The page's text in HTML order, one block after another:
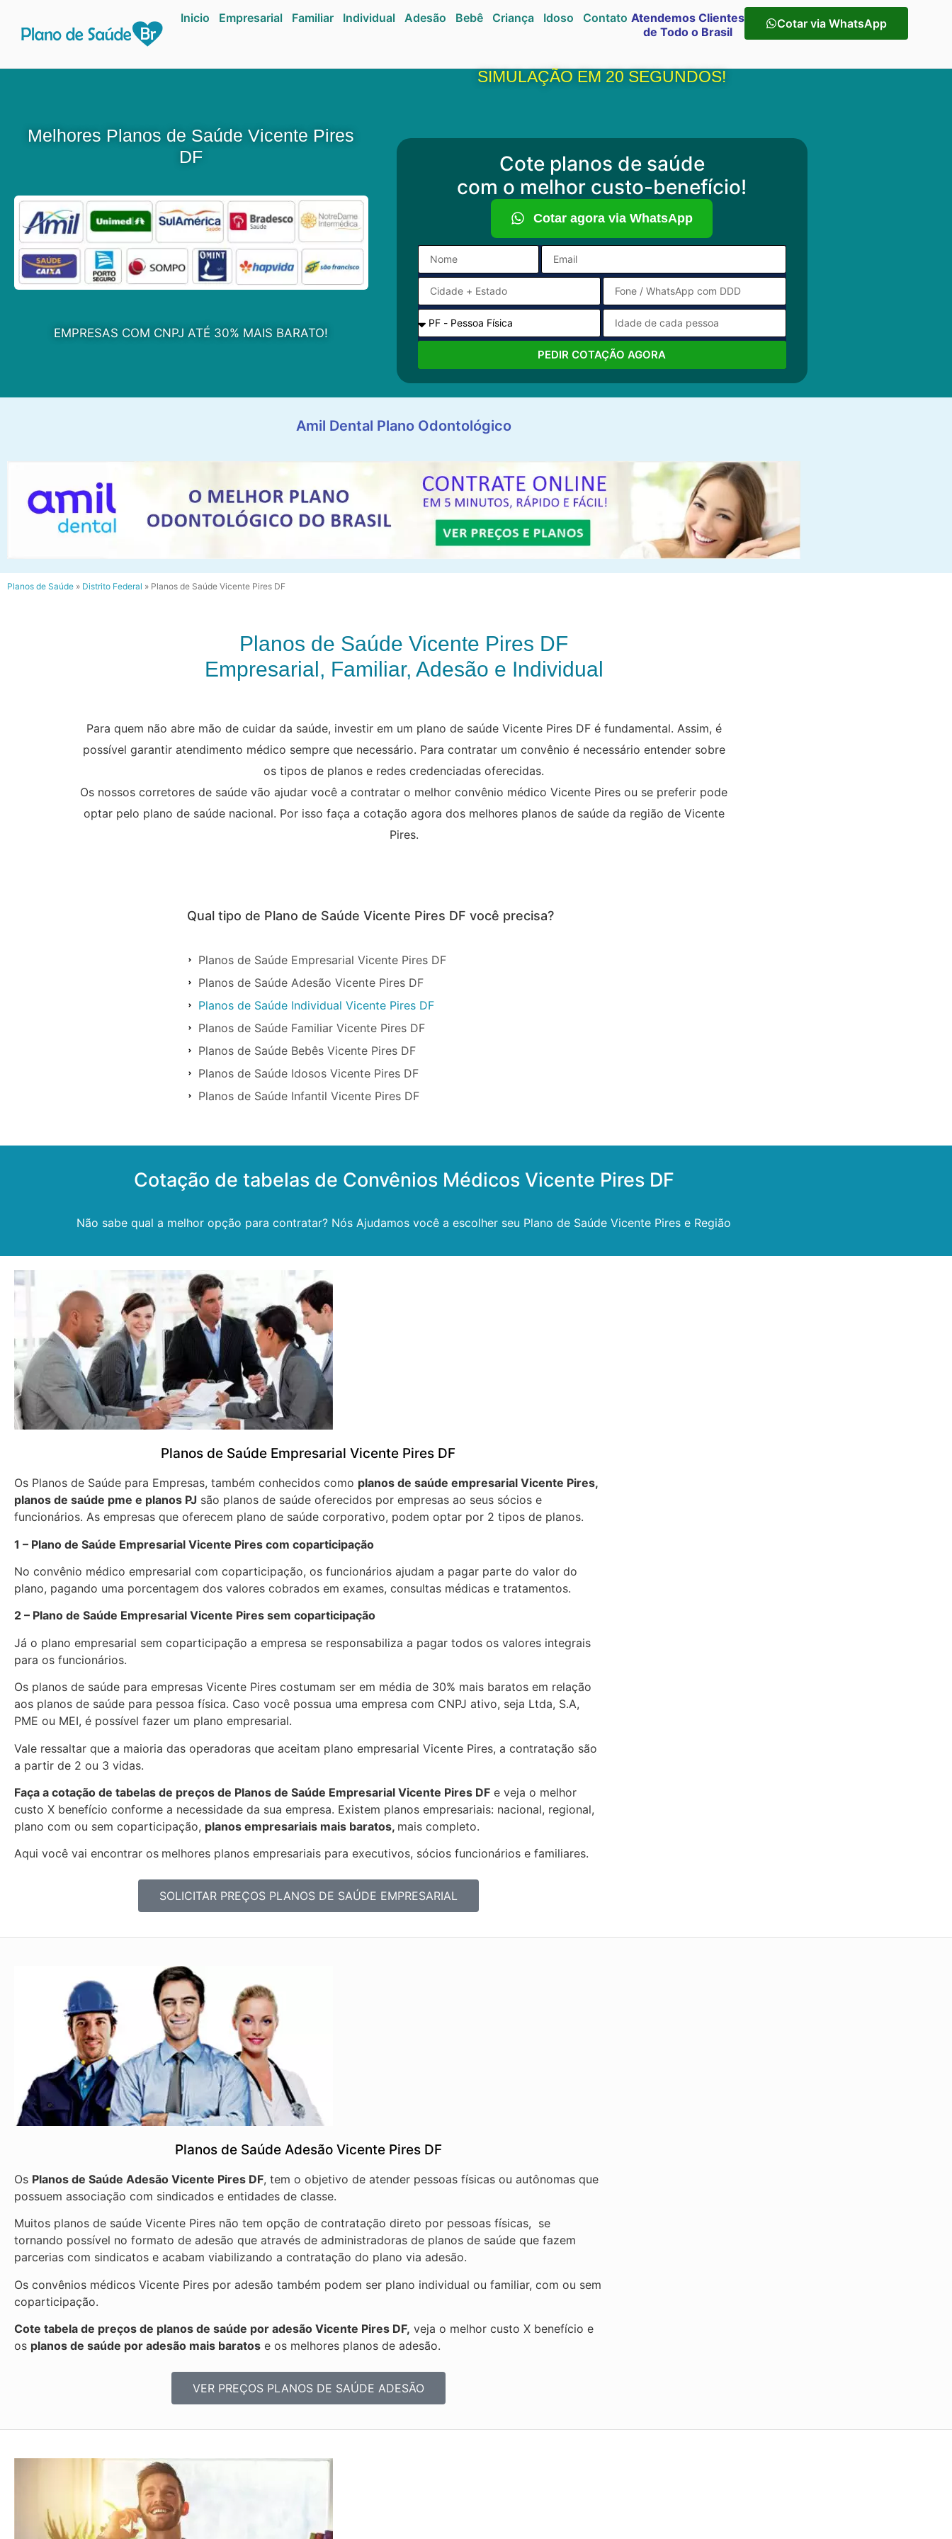
Inicio Empresarial Familiar Individual Adesão Bebê Criança Idoso Contato Atendemos Clientes
de Todo o Brasil
Cotar via WhatsApp
Melhores Planos de Saúde Vicente Pires
DF
EMPRESAS COM CNPJ ATÉ 30% MAIS BARATO!
SIMULAÇÃO EM 20 SEGUNDOS!
Cote planos de saúde
com o melhor custo-benefício!
Cotar agora via WhatsApp
PEDIR COTAÇÃO AGORA
Amil Dental Plano Odontológico
Planos de Saúde » Distrito Federal » Planos de Saúde Vicente Pires DF
Planos de Saúde Vicente Pires DF
Empresarial, Familiar, Adesão e Individual
Para quem não abre mão de cuidar da saúde, investir em um plano de saúde Vicente Pires DF é fundamental. Assim, é
possível garantir atendimento médico sempre que necessário. Para contratar um convênio é necessário entender sobre
os tipos de planos e redes credenciadas oferecidas.
Os nossos corretores de saúde vão ajudar você a contratar o melhor convênio médico Vicente Pires ou se preferir pode
optar pelo plano de saúde nacional. Por isso faça a cotação agora dos melhores planos de saúde da região de Vicente
Pires.
Qual tipo de Plano de Saúde Vicente Pires DF você precisa?
Planos de Saúde Empresarial Vicente Pires DF
Planos de Saúde Adesão Vicente Pires DF
Planos de Saúde Individual Vicente Pires DF
Planos de Saúde Familiar Vicente Pires DF
Planos de Saúde Bebês Vicente Pires DF
Planos de Saúde Idosos Vicente Pires DF
Planos de Saúde Infantil Vicente Pires DF
Cotação de tabelas de Convênios Médicos Vicente Pires DF
Não sabe qual a melhor opção para contratar? Nós Ajudamos você a escolher seu Plano de Saúde Vicente Pires e Região
Planos de Saúde Empresarial Vicente Pires DF
Os Planos de Saúde para Empresas, também conhecidos como planos de saúde empresarial Vicente Pires,
planos de saúde pme e planos PJ são planos de saúde oferecidos por empresas ao seus sócios e
funcionários. As empresas que oferecem plano de saúde corporativo, podem optar por 2 tipos de planos.
1 – Plano de Saúde Empresarial Vicente Pires com coparticipação
No convênio médico empresarial com coparticipação, os funcionários ajudam a pagar parte do valor do
plano, pagando uma porcentagem dos valores cobrados em exames, consultas médicas e tratamentos.
2 – Plano de Saúde Empresarial Vicente Pires sem coparticipação
Já o plano empresarial sem coparticipação a empresa se responsabiliza a pagar todos os valores integrais
para os funcionários.
Os planos de saúde para empresas Vicente Pires costumam ser em média de 30% mais baratos em relação
aos planos de saúde para pessoa física. Caso você possua uma empresa com CNPJ ativo, seja Ltda, S.A,
PME ou MEI, é possível fazer um plano empresarial.
Vale ressaltar que a maioria das operadoras que aceitam plano empresarial Vicente Pires, a contratação são
a partir de 2 ou 3 vidas.
Faça a cotação de tabelas de preços de Planos de Saúde Empresarial Vicente Pires DF e veja o melhor
custo X benefício conforme a necessidade da sua empresa. Existem planos empresariais: nacional, regional,
plano com ou sem coparticipação, planos empresariais mais baratos, mais completo.
Aqui você vai encontrar os melhores planos empresariais para executivos, sócios funcionários e familiares.
SOLICITAR PREÇOS PLANOS DE SAÚDE EMPRESARIAL
Planos de Saúde Adesão Vicente Pires DF
Os Planos de Saúde Adesão Vicente Pires DF, tem o objetivo de atender pessoas físicas ou autônomas que
possuem associação com sindicados e entidades de classe.
Muitos planos de saúde Vicente Pires não tem opção de contratação direto por pessoas físicas, se
tornando possível no formato de adesão que através de administradoras de planos de saúde que fazem
parcerias com sindicatos e acabam viabilizando a contratação do plano via adesão.
Os convênios médicos Vicente Pires por adesão também podem ser plano individual ou familiar, com ou sem
coparticipação.
Cote tabela de preços de planos de saúde por adesão Vicente Pires DF, veja o melhor custo X benefício e
os planos de saúde por adesão mais baratos e os melhores planos de adesão.
VER PREÇOS PLANOS DE SAÚDE ADESÃO